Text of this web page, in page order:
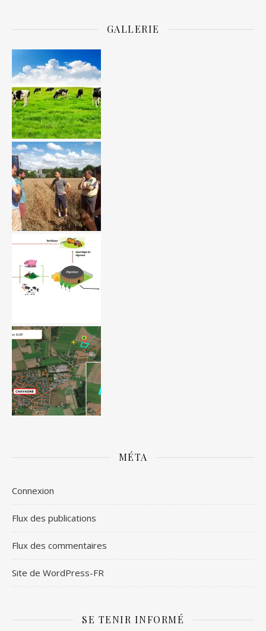
GALLERIE
MÉTA
Connexion
Flux des publications
Flux des commentaires
Site de WordPress-FR
SE TENIR INFORMÉ